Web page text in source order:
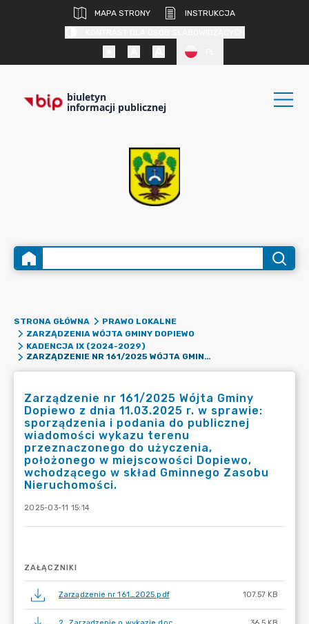
MAPA STRONY
INSTRUKCJA
biuletyn
informacji publicznej
STRONA GŁÓWNA
PRAWO LOKALNE
ZARZĄDZENIA WÓJTA GMINY DOPIEWO
KADENCJA IX (2024-2029)
ZARZĄDZENIE NR 161/2025 WÓJTA GMINY DOPIEWO Z DNIA 11.03.2025 R. W SPRAWIE: SPORZĄDZENIA I PODANIA DO PUBLICZNEJ WIADOMOŚCI WYKAZU TERENU PRZEZNACZONEGO DO UŻYCZENIA, POŁOŻONEGO W MIEJSCOWOŚCI DOPIEWO, WCHODZĄCEGO W SKŁAD GMINNEGO ZASOBU NIERUCHOMOŚCI.
Zarządzenie nr 161/2025 Wójta Gminy
Dopiewo z dnia 11.03.2025 r. w sprawie:
sporządzenia i podania do publicznej
wiadomości wykazu terenu
przeznaczonego do użyczenia,
położonego w miejscowości Dopiewo,
wchodzącego w skład Gminnego Zasobu
Nieruchomości.
2025-03-11 15:14
ZAŁĄCZNIKI
Zarządzenie nr 161_2025.pdf 107.57 KB